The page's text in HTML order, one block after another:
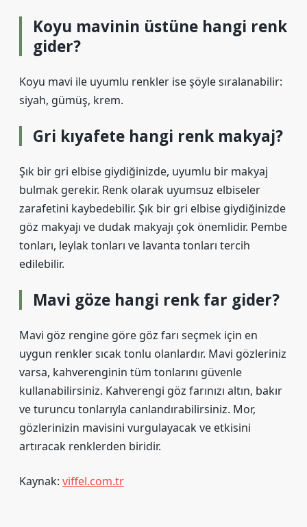
Koyu mavinin üstüne hangi renk
gider?
Koyu mavi ile uyumlu renkler ise şöyle sıralanabilir:
siyah, gümüş, krem.
Gri kıyafete hangi renk makyaj?
Şık bir gri elbise giydiğinizde, uyumlu bir makyaj
bulmak gerekir. Renk olarak uyumsuz elbiseler
zarafetini kaybedebilir. Şık bir gri elbise giydiğinizde
göz makyajı ve dudak makyajı çok önemlidir. Pembe
tonları, leylak tonları ve lavanta tonları tercih
edilebilir.
Mavi göze hangi renk far gider?
Mavi göz rengine göre göz farı seçmek için en
uygun renkler sıcak tonlu olanlardır. Mavi gözleriniz
varsa, kahverenginin tüm tonlarını güvenle
kullanabilirsiniz. Kahverengi göz farınızı altın, bakır
ve turuncu tonlarıyla canlandırabilirsiniz. Mor,
gözlerinizin mavisini vurgulayacak ve etkisini
artıracak renklerden biridir.
Kaynak: viffel.com.tr